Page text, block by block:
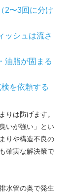
2〜3回に分け
ッシュは流さ
油脂が固まる
を依頼する
りは防げます。
いが強い」とい
りや構造不良の
確実な解決策で
水管の奥で発生